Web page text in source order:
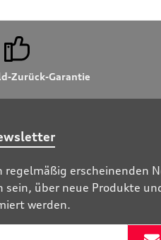
Zurück-Garantie
regelmäßig erscheinenden
sein, über neue Produkte
werden.